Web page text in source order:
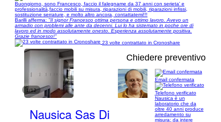
Buongiorno, sono Francesco, faccio il falegname da 37 anni con serieta' e
professionalità,faccio mobili su misura, riparazioni di mobili, riparazioni infissi,
sostituzione serrature, e molto altro ancora, contattatemi!!!
Barilli afferma: "Il signor Francesco ottima persona e ottimo lavoro. Avevo un
armadio con problemi alle ante da decenni. Lui lo ha sistemato in poche ore di
lavoro ed in modo assolutamente onesto. Esperienza assolutamente positiva.
Grazie francesco!"
23 volte contrattato in Cronoshare
1/12
Chiedere preventivo
Nausica Sas Di
Email confermata
Telefono verificato
Nausica è un
laboratorio che da
oltre 40 anni produce
arredamento su
misura: da intere